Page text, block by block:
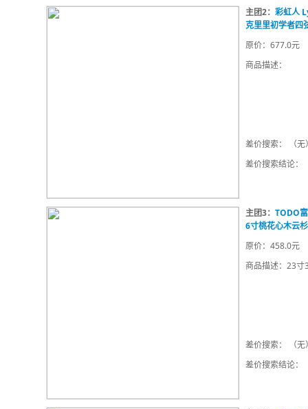
主团2： 彩虹人
克里里初学者四
原价：677.0元
商品描述：
差价搜索： （无
差价搜索结论：
主团3： TODO
6寸桃花心木云
原价：458.0元
商品描述：23
差价搜索： （无
差价搜索结论：